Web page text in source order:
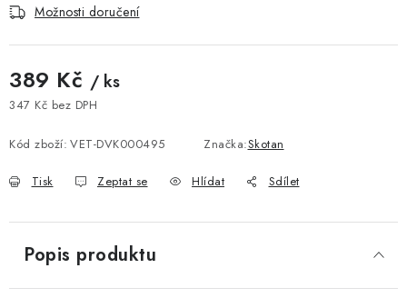
Obchodní podmínky
Možnosti doručení
389 Kč / ks
347 Kč bez DPH
Kód zboží: VET-DVK000495 Značka:Skotan
Tisk Zeptat se Hlídat Sdílet
Popis produktu